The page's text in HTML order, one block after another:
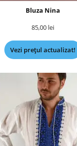
Bluza Nina
85,00 lei
Vezi prețul actualizat!